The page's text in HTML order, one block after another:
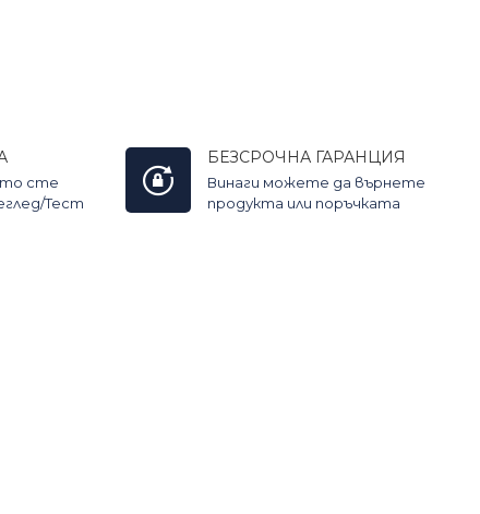
сте
Тест
БЕЗСРОЧНА ГАРАНЦИЯ
Винаги можете да върнете
продукта или поръчката